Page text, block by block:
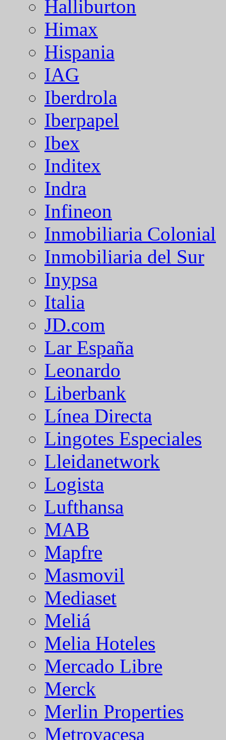
Halliburton
Himax
Hispania
IAG
Iberdrola
Iberpapel
Ibex
Inditex
Indra
Infineon
Inmobiliaria Colonial
Inmobiliaria del Sur
Inypsa
Italia
JD.com
Lar España
Leonardo
Liberbank
Línea Directa
Lingotes Especiales
Lleidanetwork
Logista
Lufthansa
MAB
Mapfre
Masmovil
Mediaset
Meliá
Melia Hoteles
Mercado Libre
Merck
Merlin Properties
Metrovacesa